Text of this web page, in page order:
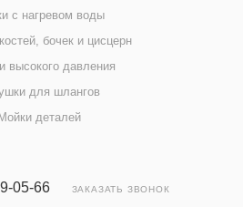
с нагревом воды
бочек и цисцерн
высокого давления
для шлангов
Мойки деталей
05-66 ЗАКАЗАТЬ ЗВОНОК